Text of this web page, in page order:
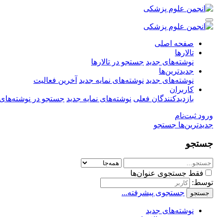
صفحه اصلی
تالارها
نوشته‌های جدید جستجو در تالارها
جدیدترین‌ها
نوشته‌های جدید نوشته‌های نمایه جدید آخرین فعالیت
کاربران
بازدیدکنندگان فعلی نوشته‌های نمایه جدید جستجو در نوشته‌های
ورود ثبت‌نام
جدیدترین‌ها جستجو
جستجو
فقط جستجوی عنوان‌ها
توسط:
جستجو جستجوی پیشرفته...
نوشته‌های جدید